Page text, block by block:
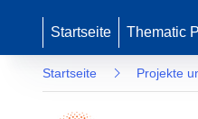
Startseite Thematic
Startseite Projekte